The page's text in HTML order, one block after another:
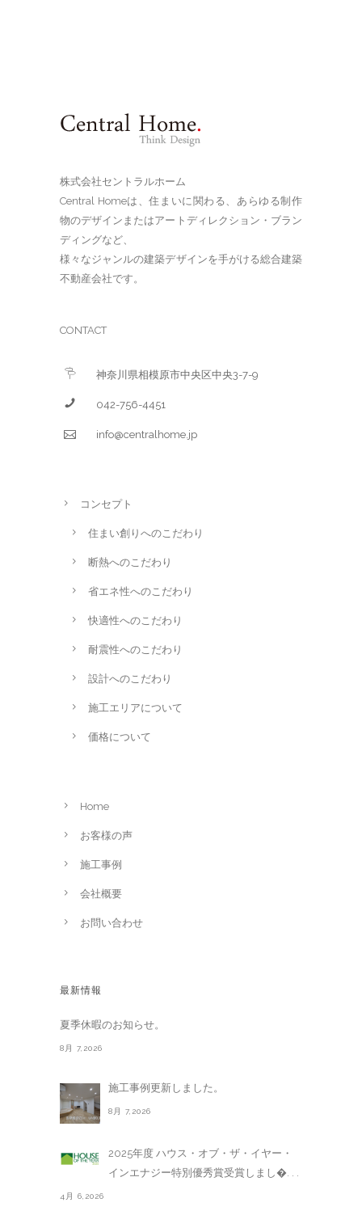
株式会社セントラルホーム
Central Homeは、住まいに関わる、あらゆる制作
物のデザインまたはアートディレクション・ブラン
ディングなど、
様々なジャンルの建築デザインを手がける総合建築
不動産会社です。
CONTACT
神奈川県相模原市中央区中央3-7-9
042-756-4451
info@centralhome.jp
コンセプト
住まい創りへのこだわり
断熱へのこだわり
省エネ性へのこだわり
快適性へのこだわり
耐震性へのこだわり
設計へのこだわり
施工エリアについて
価格について
Home
お客様の声
施工事例
会社概要
お問い合わせ
最新情報
夏季休暇のお知らせ。
8月 7,2026
施工事例更新しました。
8月 7,2026
2025年度 ハウス・オブ・ザ・イヤー・
インエナジー特別優秀賞受賞しまし�. . .
4月 6,2026